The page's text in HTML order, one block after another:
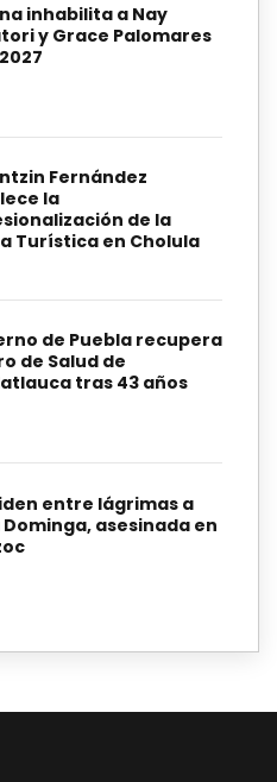
inhabilita a Nay
y Grace Palomares
Fernández
la
de la
Turística en Cholula
de Puebla recupera
de Salud de
tras 43 años
entre lágrimas a
Dominga, asesinada en